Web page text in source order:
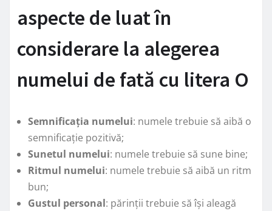
aspecte de luat în
considerare la alegerea
numelui de fată cu litera O
Semnificația numelui: numele trebuie să aibă o
semnificație pozitivă;
Sunetul numelui: numele trebuie să sune bine;
Ritmul numelui: numele trebuie să aibă un ritm
bun;
Gustul personal: părinții trebuie să își aleagă